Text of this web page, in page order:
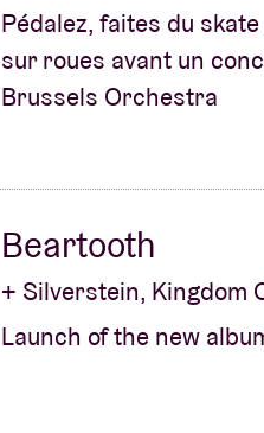
Pédalez, faites du
sur roues avant un
Brussels Orchestra
Beartooth
+ Silverstein, Kingdom
Launch of the new